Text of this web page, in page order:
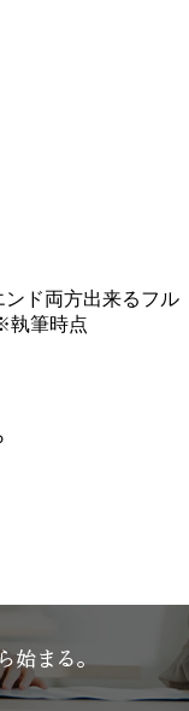
ンド両方出来るフル
執筆時点